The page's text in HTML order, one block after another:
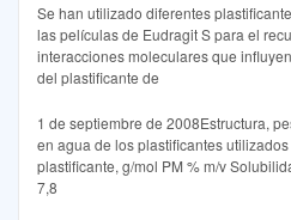
Se han utilizado diferentes
las películas de Eudragit S para el
interacciones moleculares que
del plastificante de
1 de septiembre de 2008Estructura,
en agua de los plastificantes
plastificante, g/mol PM % m/v
7,8